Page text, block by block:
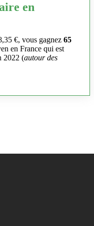
en
€, vous gagnez 65
en France qui est
2022 (autour des